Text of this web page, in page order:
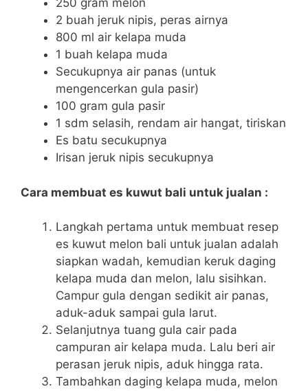
250 gram melon
2 buah jeruk nipis, peras airnya
800 ml air kelapa muda
1 buah kelapa muda
Secukupnya air panas (untuk
mengencerkan gula pasir)
100 gram gula pasir
1 sdm selasih, rendam air hangat, tiriskan
Es batu secukupnya
Irisan jeruk nipis secukupnya
Cara membuat es kuwut bali untuk jualan :
Langkah pertama untuk membuat resep
es kuwut melon bali untuk jualan adalah
siapkan wadah, kemudian keruk daging
kelapa muda dan melon, lalu sisihkan.
Campur gula dengan sedikit air panas,
aduk-aduk sampai gula larut.
Selanjutnya tuang gula cair pada
campuran air kelapa muda. Lalu beri air
perasan jeruk nipis, aduk hingga rata.
Tambahkan daging kelapa muda, melon